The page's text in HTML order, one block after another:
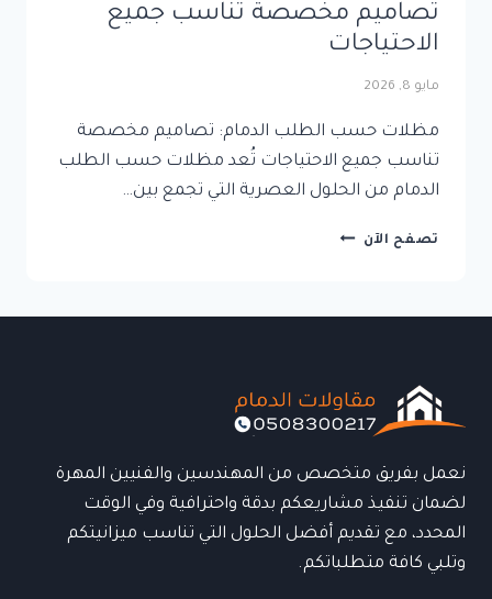
تصاميم مخصصة تناسب جميع
الاحتياجات
مايو 8, 2026
مظلات حسب الطلب الدمام: تصاميم مخصصة
تناسب جميع الاحتياجات تُعد مظلات حسب الطلب
الدمام من الحلول العصرية التي تجمع بين…
تصفح الآن مظلات
جميع
الاحتياجات
نعمل بفريق متخصص من المهندسين والفنيين المهرة
لضمان تنفيذ مشاريعكم بدقة واحترافية وفي الوقت
المحدد، مع تقديم أفضل الحلول التي تناسب ميزانيتكم
وتلبي كافة متطلباتكم.